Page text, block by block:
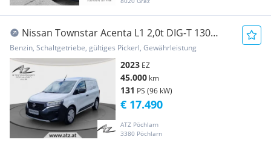
Nissan Townstar Acenta L1 2,0t DIG-T 130
Transporter / Kastenwagen
Benzin, Schaltgetriebe, gültiges Pickerl, Gewährleistung
2023 EZ
45.000 km
131 PS (96 kW)
ATZ Pöchlarn
3380 Pöchlarn
€ 17.490